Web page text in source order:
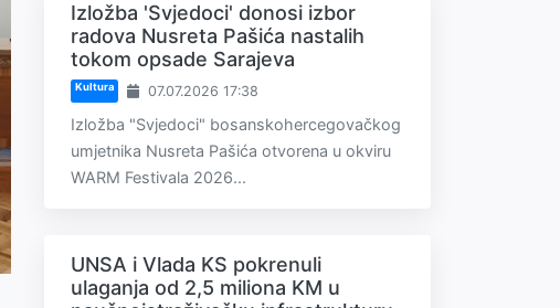
Izložba 'Svjedoci' donosi izbor
radova Nusreta Pašića nastalih
tokom opsade Sarajeva
Kultura 07.07.2026 17:38
Izložba "Svjedoci" bosanskohercegovačkog
umjetnika Nusreta Pašića otvorena u okviru
WARM Festivala 2026...
UNSA i Vlada KS pokrenuli
ulaganja od 2,5 miliona KM u